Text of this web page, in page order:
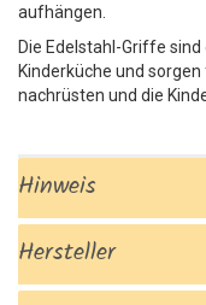
aufhängen.
Die Edelstahl-Griffe
Kinderküche und
nachrüsten und die
Hinweis
Hersteller